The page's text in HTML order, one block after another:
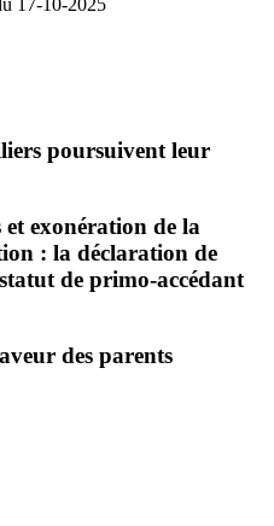
17-10-2025
poursuivent leur
exonération de la
: la déclaration de
de primo-accédant
des parents